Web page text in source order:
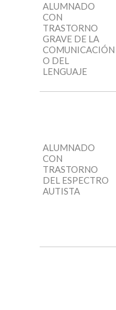
ALUMNADO
CON
TRASTORNO
GRAVE DE LA
COMUNICACIÓN
O DEL
LENGUAJE
ALUMNADO
CON
TRASTORNO
DEL ESPECTRO
AUTISTA